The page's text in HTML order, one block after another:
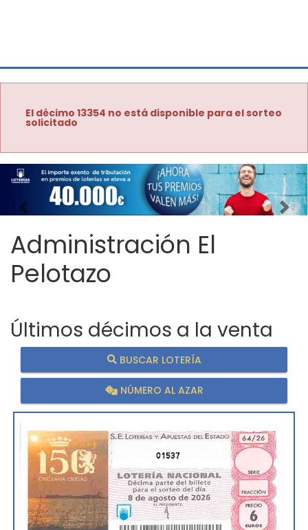
El décimo 13354 no está disponible para el sorteo
solicitado
Imagen anterior
Administración El
Pelotazo
Últimos décimos a la venta
BUSCAR LOTERÍA
NÚMERO AL AZAR
01537